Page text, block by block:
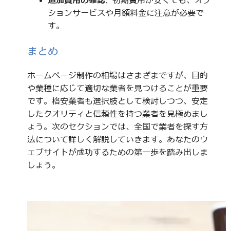
ションサービスや月額料金に注意が必要で
す。
まとめ
ホームページ制作の相場はさまざまですが、目的
や業種に応じて適切な業者を見つけることが重要
です。格安業者も選択肢として検討しつつ、安定
したクオリティと信頼性を持つ業者を見極めまし
ょう。次のセクションでは、全国で業者を探す方
法について詳しく解説していきます。あなたのウ
ェブサイトが成功するための第一歩を踏み出しま
しょう。